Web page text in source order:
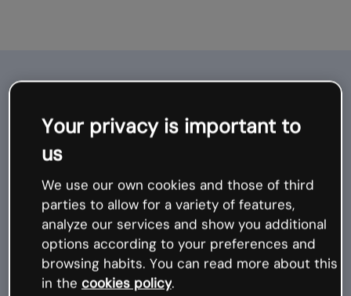
cursos
relacionados
Microcurso
Your privacy is important to
us
We use our own cookies and those of third
parties to allow for a variety of features,
analyze our services and show you additional
options according to your preferences and
browsing habits. You can read more about this
in the cookies policy.